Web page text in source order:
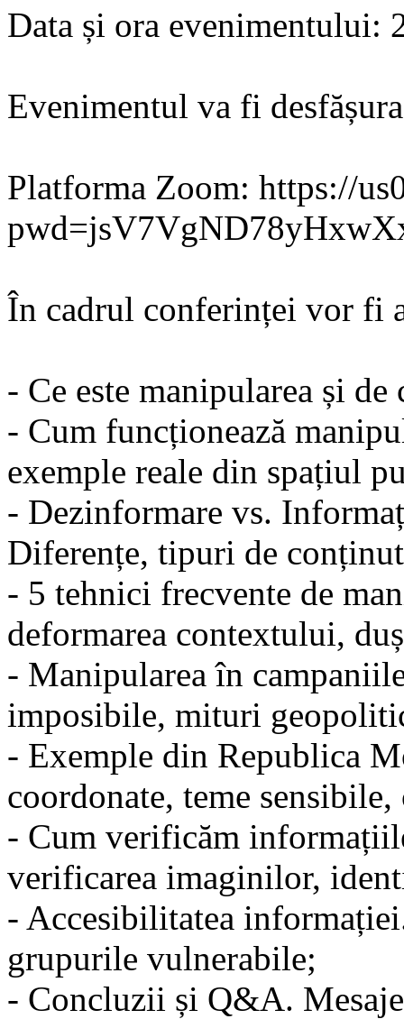
Data și ora evenimentului:
Evenimentul va fi
Platforma Zoom: https://
În cadrul conferinței vor fi
- Ce este manipularea și
- Cum funcționează
exemple reale din spațiul
- Dezinformare vs.
Diferențe, tipuri de
- 5 tehnici frecvente de
deformarea contextului,
- Manipularea în
imposibile, mituri
- Exemple din Republica
coordonate, teme sensibile,
- Cum verificăm
verificarea imaginilor,
- Accesibilitatea
grupurile vulnerabile;
- Concluzii și Q&A.